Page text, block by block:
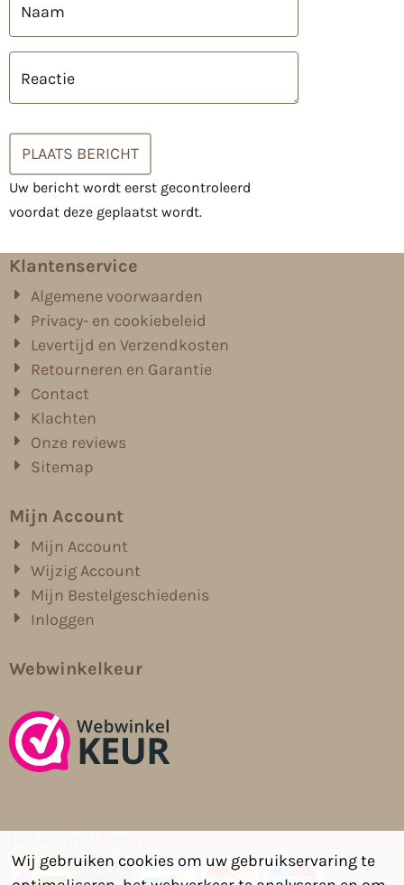
Naam
Reactie
PLAATS BERICHT
Uw bericht wordt eerst gecontroleerd
voordat deze geplaatst wordt.
Klantenservice
Algemene voorwaarden
Privacy- en cookiebeleid
Levertijd en Verzendkosten
Retourneren en Garantie
Contact
Klachten
Onze reviews
Sitemap
Mijn Account
Mijn Account
Wijzig Account
Mijn Bestelgeschiedenis
Inloggen
Webwinkelkeur
Wij gebruiken cookies om uw gebruikservaring te